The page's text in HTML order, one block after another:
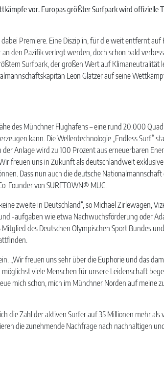
vor. Europas größter Surfpark wird offizielle
Premiere. Eine Disziplin, für die weit entfernt
den Pazifik verlegt werden, doch schon bald
Surfpark, der großen Wert auf Klimaneutralität
Leon Glatzer auf seine
des Münchner Flughafens – eine rund 20.000
kann. Die Wellentechnologie „Endless Surf“
Anlage wird zu 100 Prozent aus erneuerbaren
freuen uns in Zukunft als deutschlandweit
Dass nun auch die deutsche
Founder von SURFTOWN® MUC.
zweite in Deutschland“, so Michael Zirlewagen,
-aufgaben wie etwa Nachwuchsförderung oder
des Deutschen Olympischen Sport Bundes
„Wir freuen uns sehr über die Euphorie und das
viele Menschen für unsere Leidenschaft
mich schon, mich im Münchner Norden auf meine
Zahl der aktiven Surfer auf 35 Millionen mehr als
die zunehmende Nachfrage nach nachhaltigen